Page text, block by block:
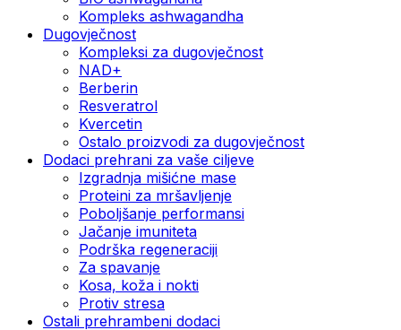
Kompleks ashwagandha
Dugovječnost
Kompleksi za dugovječnost
NAD+
Berberin
Resveratrol
Kvercetin
Ostalo proizvodi za dugovječnost
Dodaci prehrani za vaše ciljeve
Izgradnja mišićne mase
Proteini za mršavljenje
Poboljšanje performansi
Jačanje imuniteta
Podrška regeneraciji
Za spavanje
Kosa, koža i nokti
Protiv stresa
Ostali prehrambeni dodaci